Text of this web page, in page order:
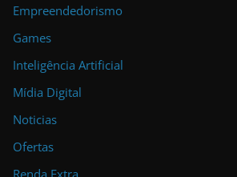
Empreendedorismo
Games
Inteligência Artificial
Mídia Digital
Noticias
Ofertas